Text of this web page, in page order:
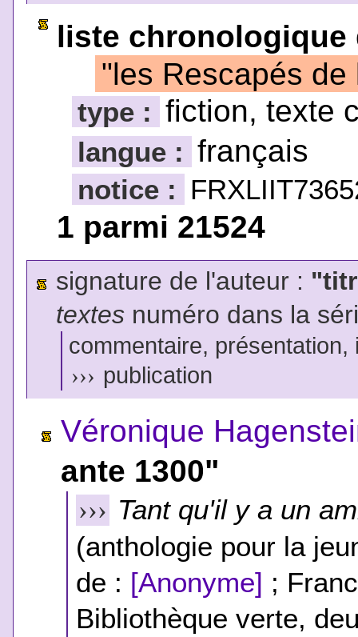
liste chronologique
"les Rescapés
type : fiction, texte
langue : français
notice :
1 parmi 21524
signature de l'auteur :
textesnuméro dans la
commentaire,
››› publication
Véronique
ante 1300"
››› Tant qu'il y a un
(anthologie pour la
de : [Anonyme] ;
Bibliothèque verte,